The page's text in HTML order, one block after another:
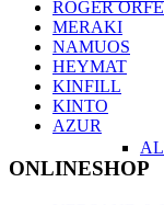
ROGER
MERAKI
NAMUOS
HEYMAT
KINFILL
KINTO
AZUR
ONLINESHOP